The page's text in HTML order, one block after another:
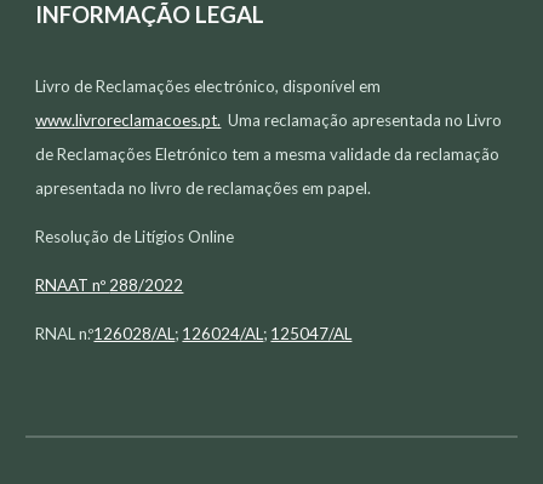
INFORMAÇÃO LEGAL
Livro de Reclamações electrónico, disponível em
www.livroreclamacoes.pt. Uma reclamação apresentada no Livro
de Reclamações Eletrónico tem a mesma validade da reclamação
apresentada no livro de reclamações em papel.
Resolução de Litígios Online
RNAAT nº 288/2022
RNAL n.º126028/AL ; 126024/AL ; 125047/AL